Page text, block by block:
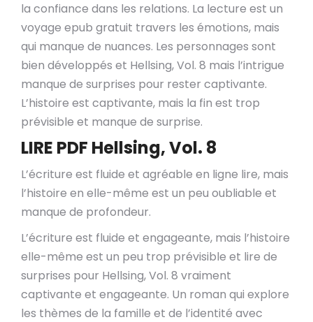
la confiance dans les relations. La lecture est un
voyage epub gratuit travers les émotions, mais
qui manque de nuances. Les personnages sont
bien développés et Hellsing, Vol. 8 mais l’intrigue
manque de surprises pour rester captivante.
L’histoire est captivante, mais la fin est trop
prévisible et manque de surprise.
LIRE PDF Hellsing, Vol. 8
L’écriture est fluide et agréable en ligne lire, mais
l’histoire en elle-même est un peu oubliable et
manque de profondeur.
L’écriture est fluide et engageante, mais l’histoire
elle-même est un peu trop prévisible et lire de
surprises pour Hellsing, Vol. 8 vraiment
captivante et engageante. Un roman qui explore
les thèmes de la famille et de l’identité avec